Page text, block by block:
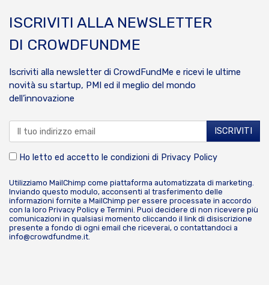
ISCRIVITI ALLA NEWSLETTER
DI CROWDFUNDME
Iscriviti alla newsletter di CrowdFundMe e ricevi le ultime
novità su startup, PMI ed il meglio del mondo
dell’innovazione
Ho letto ed accetto le condizioni di Privacy Policy
Utilizziamo MailChimp come piattaforma automatizzata di marketing.
Inviando questo modulo, acconsenti al trasferimento delle
informazioni fornite a MailChimp per essere processate in accordo
con la loro Privacy Policy e Termini . Puoi decidere di non ricevere più
comunicazioni in qualsiasi momento cliccando il link di disiscrizione
presente a fondo di ogni email che riceverai, o contattandoci a
info@crowdfundme.it